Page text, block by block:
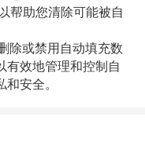
帮助您清除可能被自
除或禁用自动填充数
有效地管理和控制自
安全。